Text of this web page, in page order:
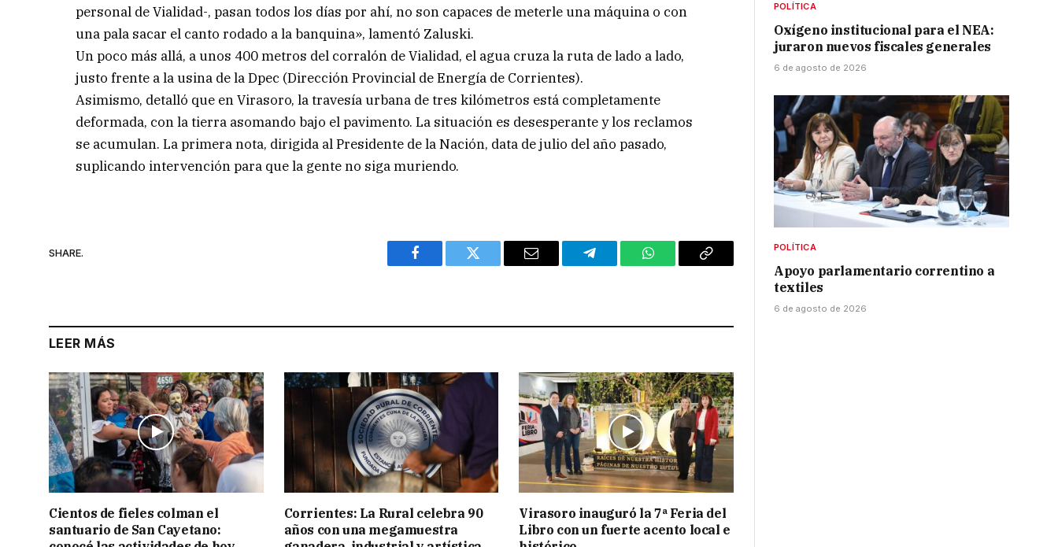
personal de Vialidad-, pasan todos los días por ahí, no son capaces de meterle una máquina o con
una pala sacar el canto rodado a la banquina», lamentó Zaluski.
Un poco más allá, a unos 400 metros del corralón de Vialidad, el agua cruza la ruta de lado a lado,
justo frente a la usina de la Dpec (Dirección Provincial de Energía de Corrientes).
Asimismo, detalló que en Virasoro, la travesía urbana de tres kilómetros está completamente
deformada, con la tierra asomando bajo el pavimento. La situación es desesperante y los reclamos
se acumulan. La primera nota, dirigida al Presidente de la Nación, data de julio del año pasado,
suplicando intervención para que la gente no siga muriendo.
SHARE.
Facebook Twitter Email Telegram WhatsAppCopy
LEER MÁS
Cientos de fieles colman el
santuario de San Cayetano:
Corrientes: La Rural celebra 90
años con una megamuestra
Virasoro inauguró la 7ª Feria del
Libro con un fuerte acento local e
POLÍTICA
Oxígeno institucional para el NEA:
juraron nuevos fiscales generales
6 de agosto de 2026
POLÍTICA
Apoyo parlamentario correntino a
textiles
6 de agosto de 2026